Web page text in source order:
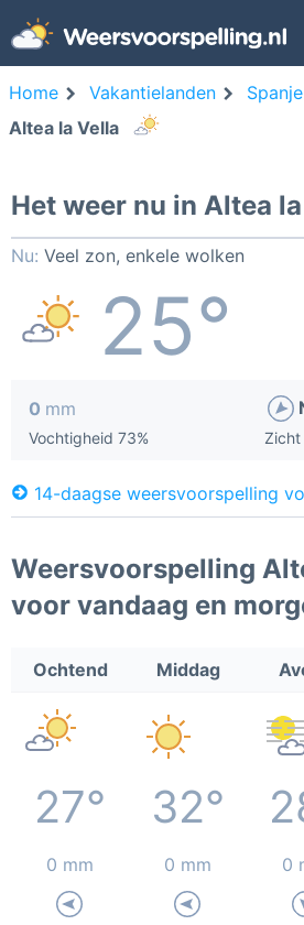
Home Vakantielanden
Spanje
Altea la Vella
Het weer nu in Altea
Nu: Veel zon, enkele wolken
25°
0 mm
Vochtigheid 73% Zicht
14-daagse weersvoorspelling
Weersvoorspelling
voor vandaag en
Ochtend Middag
27° 32°
0 mm 0 mm 0